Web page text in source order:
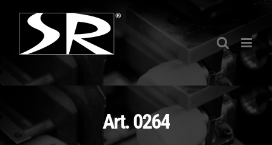
contenuto
Art. 0264